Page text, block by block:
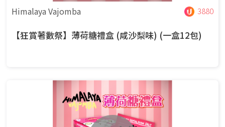
Himalaya Vajomba 3880
【狂賞著數祭】薄荷糖禮盒 (咸沙梨味) (一盒12包)